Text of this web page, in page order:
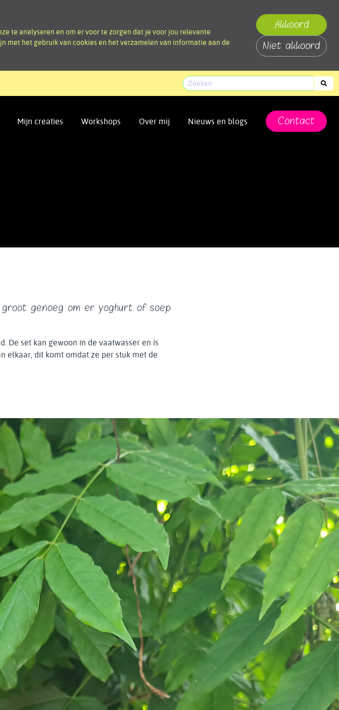
te analyseren en om er voor te zorgen dat je voor jou relevante
met het gebruik van cookies en het verzamelen van informatie aan de
Akkoord
Niet akkoord
Mijn creaties Workshops Over mij Nieuws en blogs Contact
genoeg om er yoghurt of soep
De set kan gewoon in de vaatwasser en is
elkaar, dit komt omdat ze per stuk met de